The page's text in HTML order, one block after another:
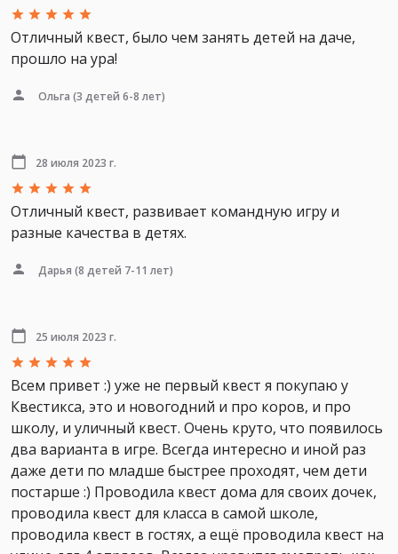
Отличный квест, было чем занять детей на даче,
прошло на ура!
Ольга (3 детей 6-8 лет)
28 июля 2023 г.
Отличный квест, развивает командную игру и
разные качества в детях.
Дарья (8 детей 7-11 лет)
25 июля 2023 г.
Всем привет :) уже не первый квест я покупаю у
Квестикса, это и новогодний и про коров, и про
школу, и уличный квест. Очень круто, что появилось
два варианта в игре. Всегда интересно и иной раз
даже дети по младше быстрее проходят, чем дети
постарше :) Проводила квест дома для своих дочек,
проводила квест для класса в самой школе,
проводила квест в гостях, а ещё проводила квест на